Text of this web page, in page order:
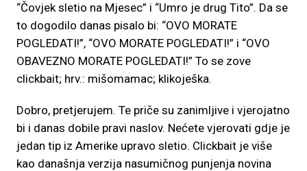
“Čovjek sletio na Mjesec” i “Umro je drug Tito”. Da se
to dogodilo danas pisalo bi: “OVO MORATE
POGLEDATI!”, “OVO MORATE POGLEDATI!” i “OVO
OBAVEZNO MORATE POGLEDATI!” To se zove
clickbait; hrv.: mišomamac; klikoješka.
Dobro, pretjerujem. Te priče su zanimljive i vjerojatno
bi i danas dobile pravi naslov. Nećete vjerovati gdje je
jedan tip iz Amerike upravo sletio. Clickbait je više
kao današnja verzija nasumičnog punjenja novina